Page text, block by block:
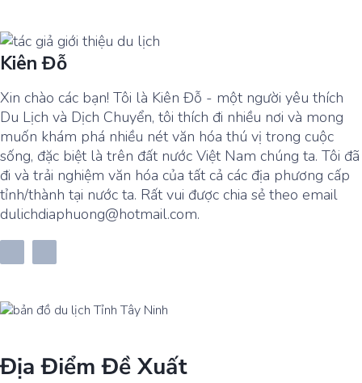
Kiên Đỗ
Xin chào các bạn! Tôi là Kiên Đỗ - một người yêu thích
Du Lịch và Dịch Chuyển, tôi thích đi nhiều nơi và mong
muốn khám phá nhiều nét văn hóa thú vị trong cuộc
sống, đặc biệt là trên đất nước Việt Nam chúng ta. Tôi đã
đi và trải nghiệm văn hóa của tất cả các địa phương cấp
tỉnh/thành tại nước ta. Rất vui được chia sẻ theo email
dulichdiaphuong@hotmail.com.
Địa Điểm Đề Xuất